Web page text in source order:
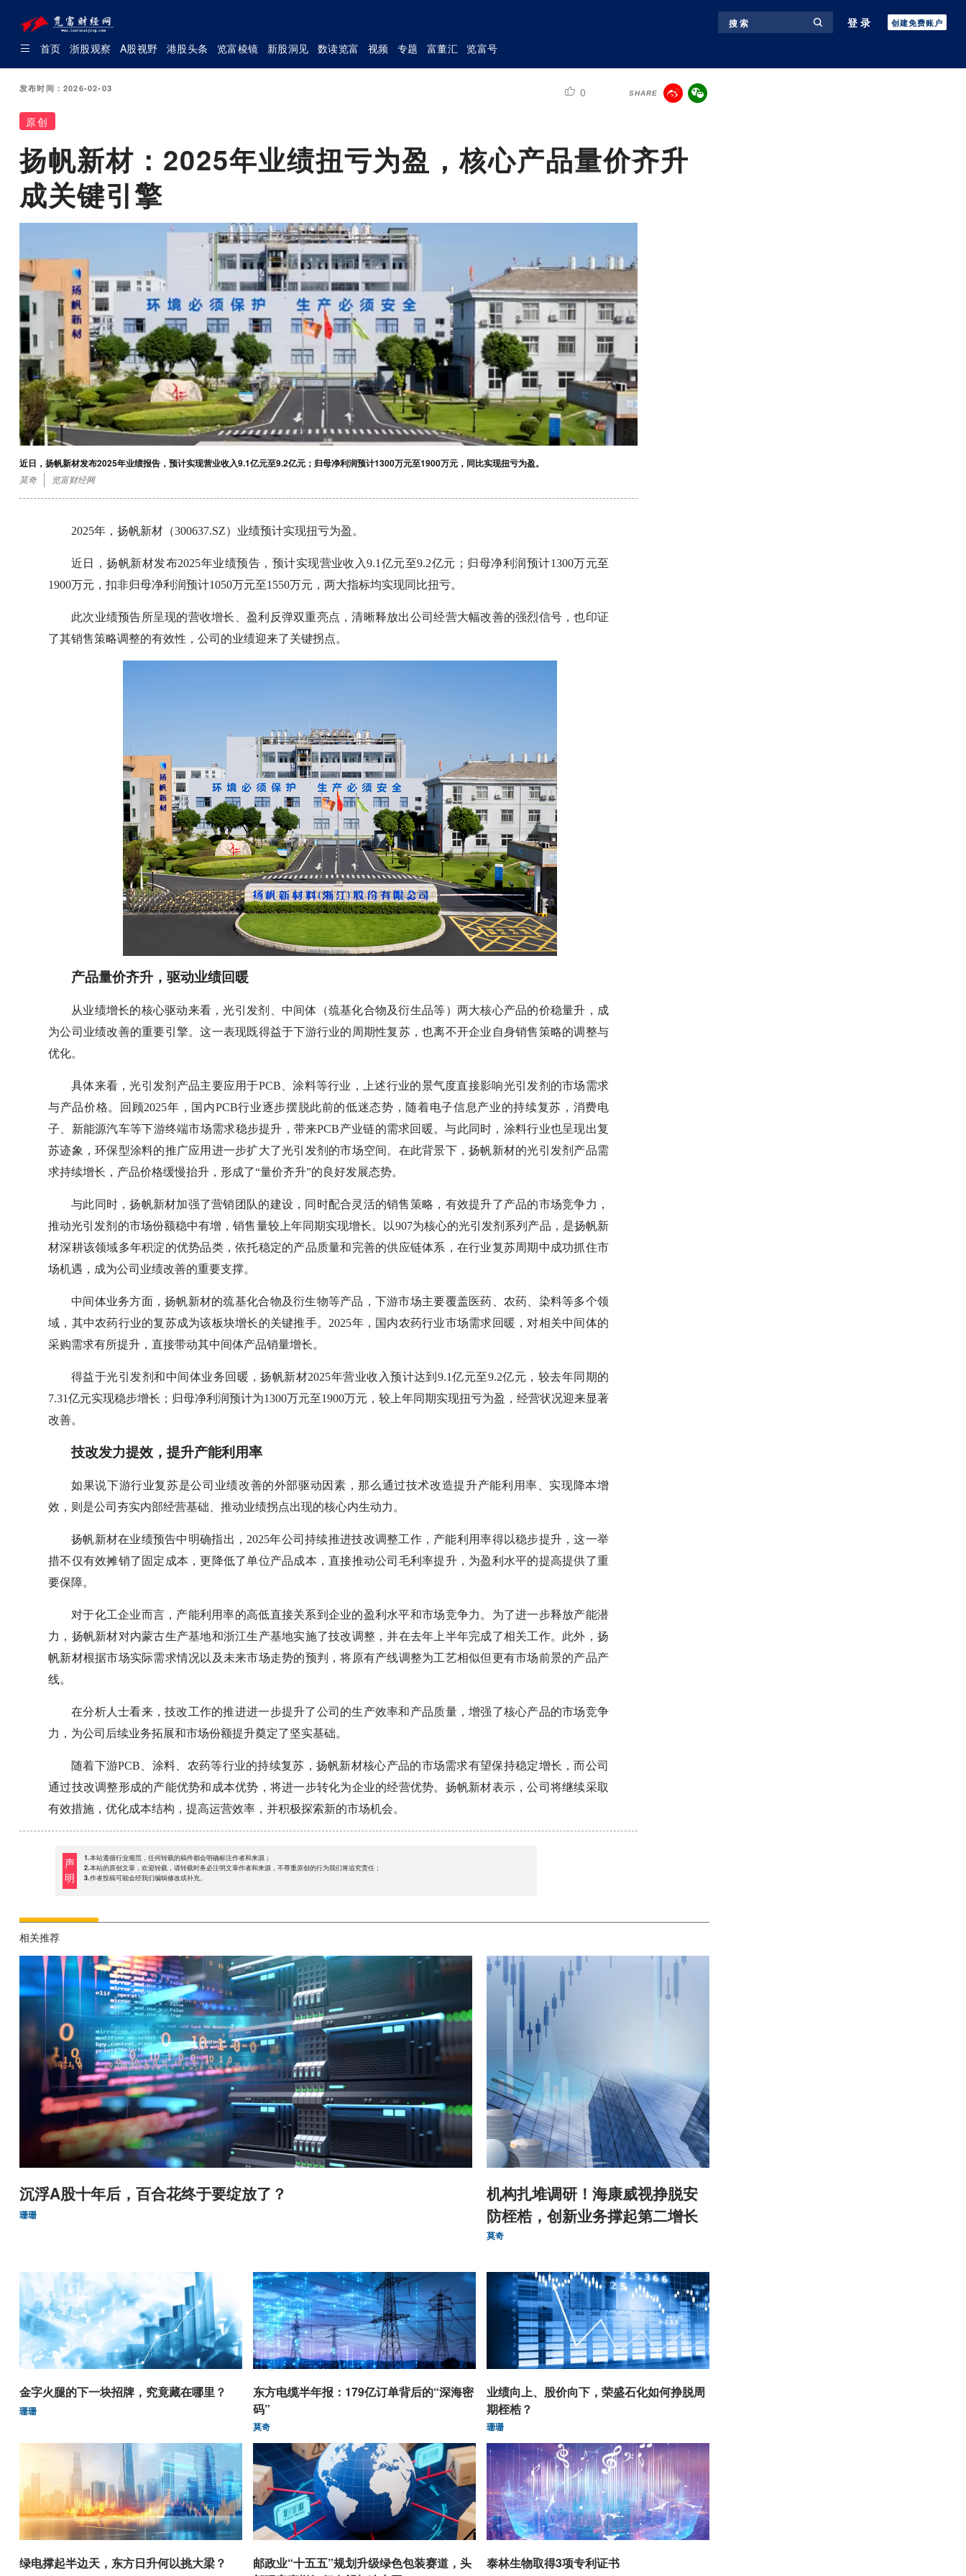
搜 索 登录 创建免费账户
首页 浙股观察 A股视野 港股头条 览富棱镜 新股洞见 数读览富 视频 专题 富董汇 览富号
发布时间：2026-02-03 0 SHARE
原创
扬帆新材：2025年业绩扭亏为盈，核心产品量价齐升
成关键引擎
近日，扬帆新材发布2025年业绩报告，预计实现营业收入9.1亿元至9.2亿元；归母净利润预计1300万元至1900万元，同比实现扭亏为盈。
莫奇 览富财经网
2025年，扬帆新材（300637.SZ）业绩预计实现扭亏为盈。
近日，扬帆新材发布2025年业绩预告，预计实现营业收入9.1亿元至9.2亿元；归母净利润预计1300万元至
1900万元，扣非归母净利润预计1050万元至1550万元，两大指标均实现同比扭亏。
此次业绩预告所呈现的营收增长、盈利反弹双重亮点，清晰释放出公司经营大幅改善的强烈信号，也印证
了其销售策略调整的有效性，公司的业绩迎来了关键拐点。
产品量价齐升，驱动业绩回暖
从业绩增长的核心驱动来看，光引发剂、中间体（巯基化合物及衍生品等）两大核心产品的价稳量升，成
为公司业绩改善的重要引擎。这一表现既得益于下游行业的周期性复苏，也离不开企业自身销售策略的调整与
优化。
具体来看，光引发剂产品主要应用于PCB、涂料等行业，上述行业的景气度直接影响光引发剂的市场需求
与产品价格。回顾2025年，国内PCB行业逐步摆脱此前的低迷态势，随着电子信息产业的持续复苏，消费电
子、新能源汽车等下游终端市场需求稳步提升，带来PCB产业链的需求回暖。与此同时，涂料行业也呈现出复
苏迹象，环保型涂料的推广应用进一步扩大了光引发剂的市场空间。在此背景下，扬帆新材的光引发剂产品需
求持续增长，产品价格缓慢抬升，形成了“量价齐升”的良好发展态势。
与此同时，扬帆新材加强了营销团队的建设，同时配合灵活的销售策略，有效提升了产品的市场竞争力，
推动光引发剂的市场份额稳中有增，销售量较上年同期实现增长。以907为核心的光引发剂系列产品，是扬帆新
材深耕该领域多年积淀的优势品类，依托稳定的产品质量和完善的供应链体系，在行业复苏周期中成功抓住市
场机遇，成为公司业绩改善的重要支撑。
中间体业务方面，扬帆新材的巯基化合物及衍生物等产品，下游市场主要覆盖医药、农药、染料等多个领
域，其中农药行业的复苏成为该板块增长的关键推手。2025年，国内农药行业市场需求回暖，对相关中间体的
采购需求有所提升，直接带动其中间体产品销量增长。
得益于光引发剂和中间体业务回暖，扬帆新材2025年营业收入预计达到9.1亿元至9.2亿元，较去年同期的
7.31亿元实现稳步增长；归母净利润预计为1300万元至1900万元，较上年同期实现扭亏为盈，经营状况迎来显著
改善。
技改发力提效，提升产能利用率
如果说下游行业复苏是公司业绩改善的外部驱动因素，那么通过技术改造提升产能利用率、实现降本增
效，则是公司夯实内部经营基础、推动业绩拐点出现的核心内生动力。
扬帆新材在业绩预告中明确指出，2025年公司持续推进技改调整工作，产能利用率得以稳步提升，这一举
措不仅有效摊销了固定成本，更降低了单位产品成本，直接推动公司毛利率提升，为盈利水平的提高提供了重
要保障。
对于化工企业而言，产能利用率的高低直接关系到企业的盈利水平和市场竞争力。为了进一步释放产能潜
力，扬帆新材对内蒙古生产基地和浙江生产基地实施了技改调整，并在去年上半年完成了相关工作。此外，扬
帆新材根据市场实际需求情况以及未来市场走势的预判，将原有产线调整为工艺相似但更有市场前景的产品产
线。
在分析人士看来，技改工作的推进进一步提升了公司的生产效率和产品质量，增强了核心产品的市场竞争
力，为公司后续业务拓展和市场份额提升奠定了坚实基础。
随着下游PCB、涂料、农药等行业的持续复苏，扬帆新材核心产品的市场需求有望保持稳定增长，而公司
通过技改调整形成的产能优势和成本优势，将进一步转化为企业的经营优势。扬帆新材表示，公司将继续采取
有效措施，优化成本结构，提高运营效率，并积极探索新的市场机会。
声
明
1.本站遵循行业规范，任何转载的稿件都会明确标注作者和来源；
2.本站的原创文章，欢迎转载，请转载时务必注明文章作者和来源，不尊重原创的行为我们将追究责任；
3.作者投稿可能会经我们编辑修改或补充。
相关推荐
沉浮A股十年后，百合花终于要绽放了？
珊珊
机构扎堆调研！海康威视挣脱安
防桎梏，创新业务撑起第二增长
曲线
莫奇
金字火腿的下一块招牌，究竟藏在哪里？
珊珊
东方电缆半年报：179亿订单背后的“深海密
码”
莫奇
业绩向上、股价向下，荣盛石化如何挣脱周
期桎梏？
珊珊
绿电撑起半边天，东方日升何以挑大梁？
邮政业“十五五”规划升级绿色包装赛道，头
泰林生物取得3项专利证书